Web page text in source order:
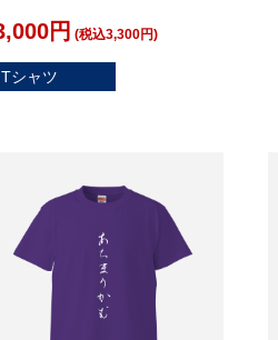
Tシャツ
円 (税込3,300円)